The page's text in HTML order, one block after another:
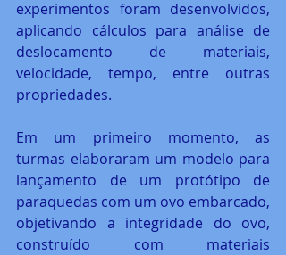
experimentos foram desenvolvidos,
aplicando cálculos para análise de
deslocamento de materiais,
velocidade, tempo, entre outras
propriedades.
Em um primeiro momento, as
turmas elaboraram um modelo para
lançamento de um protótipo de
paraquedas com um ovo embarcado,
objetivando a integridade do ovo,
construído com materiais